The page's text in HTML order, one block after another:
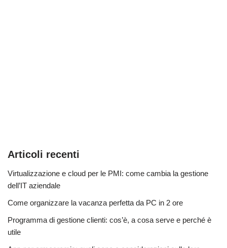
Articoli recenti
Virtualizzazione e cloud per le PMI: come cambia la gestione
dell’IT aziendale
Come organizzare la vacanza perfetta da PC in 2 ore
Programma di gestione clienti: cos’è, a cosa serve e perché è
utile